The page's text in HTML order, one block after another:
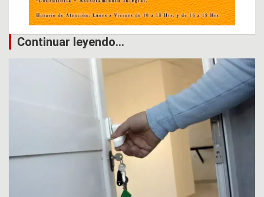
Continuar leyendo...